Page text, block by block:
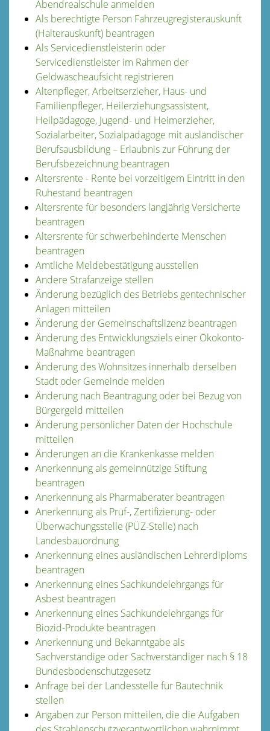
Abendrealschule anmelden
Als berechtigte Person Fahrzeugregisterauskunft
(Halterauskunft) beantragen
Als Servicedienstleisterin oder
Servicedienstleister im Rahmen der
Geldwäscheaufsicht registrieren
Altenpfleger, Arbeitserzieher, Haus- und
Familienpfleger, Heilerziehungsassistent,
Heilpädagoge, Jugend- und Heimerzieher,
Sozialarbeiter, Sozialpädagoge mit ausländischer
Berufsausbildung – Erlaubnis zur Führung der
Berufsbezeichnung beantragen
Altersrente - Rente bei vorzeitigem Eintritt in den
Ruhestand beantragen
Altersrente für besonders langjährig Versicherte
beantragen
Altersrente für schwerbehinderte Menschen
beantragen
Amtliche Meldebestätigung ausstellen
Andere Strafanzeige stellen
Änderung bezüglich des Betriebs gentechnischer
Anlagen mitteilen
Änderung der Gemeinschaftslizenz beantragen
Änderung des Entwicklungsziels einer Ökokonto-
Maßnahme beantragen
Änderung des Wohnsitzes innerhalb derselben
Stadt oder Gemeinde melden
Änderung nach Beantragung oder bei Bezug von
Bürgergeld mitteilen
Änderung persönlicher Daten der Hochschule
mitteilen
Änderungen an die Krankenkasse melden
Anerkennung als gemeinnützige Stiftung
beantragen
Anerkennung als Pharmaberater beantragen
Anerkennung als Prüf-, Zertifizierung- oder
Überwachungsstelle (PÜZ-Stelle) nach
Landesbauordnung
Anerkennung eines ausländischen Lehrerdiploms
beantragen
Anerkennung eines Sachkundelehrgangs für
Asbest beantragen
Anerkennung eines Sachkundelehrgangs für
Biozid-Produkte beantragen
Anerkennung und Bekanntgabe als
Sachverständige oder Sachverständiger nach § 18
Bundesbodenschutzgesetz
Anfrage bei der Landesstelle für Bautechnik
stellen
Angaben zur Person mitteilen, die die Aufgaben